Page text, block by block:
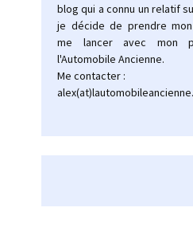
blog qui a connu un relatif
je décide de prendre
me lancer avec mon
l'Automobile Ancienne.
Me contacter :